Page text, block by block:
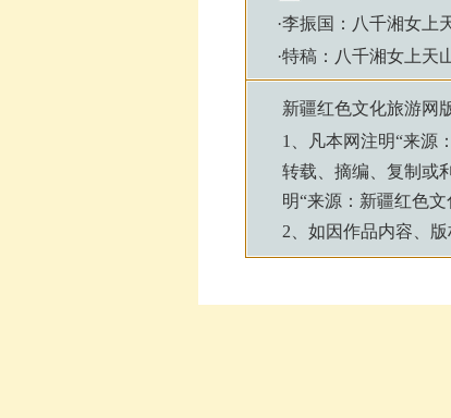
·李振国：八千湘女上
·特稿：八千湘女上天
新疆红色文化旅游网
1、凡本网注明“来源：
转载、摘编、复制或
明“来源： 新疆红色文
2、如因作品内容、